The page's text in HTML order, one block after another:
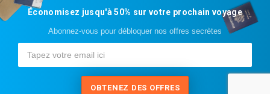
Économisez jusqu'à 50% sur votre prochain voyage
Abonnez-vous pour débloquer nos offres secrètes
OBTENEZ DES OFFRES